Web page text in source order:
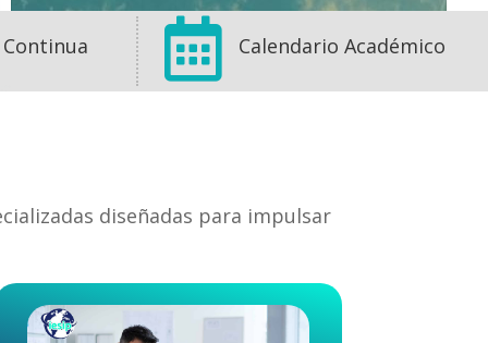
 Calendario Académico
diseñadas para impulsar